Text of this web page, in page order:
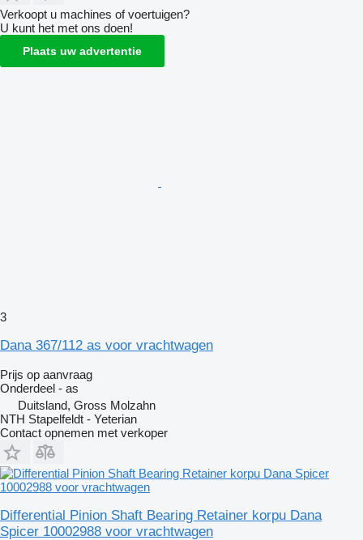
Verkoopt u machines of voertuigen?
U kunt het met ons doen!
Plaats uw advertentie
3
Dana 367/112 as voor vrachtwagen
Prijs op aanvraag
Onderdeel - as
Duitsland, Gross Molzahn
NTH Stapelfeldt - Yeterian
Contact opnemen met verkoper
Differential Pinion Shaft Bearing Retainer korpu Dana
Spicer 10002988 voor vrachtwagen